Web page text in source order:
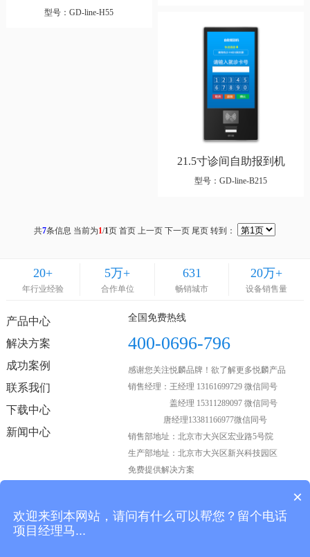
型号：GD-line-H55
21.5寸诊间自助报到机
型号：GD-line-B215
共7条信息 当前为1/1页首页 上一页 下一页 尾页 转到：
20+
年行业经验
5万+
合作单位
631
畅销城市
20万+
设备销售量
产品中心
解决方案
成功案例
联系我们
下载中心
新闻中心
全国免费热线
400-0696-796
感谢您关注悦麟品牌！欲了解更多悦麟产品
销售经理：王经理 13161699729 微信同号
盖经理 15311289097 微信同号
唐经理13381166977微信同号
销售部地址：北京市大兴区宏业路5号院
生产部地址：北京市大兴区新兴科技园区
免费提供解决方案
关注我们
×
欢迎来到本网站，请问有什么可以帮您？留个电话
项目经理马...